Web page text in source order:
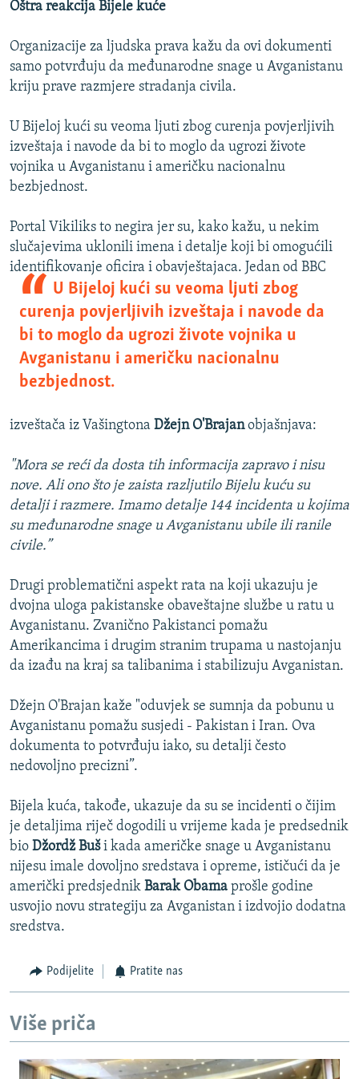
Oštra reakcija Bijele kuće
Organizacije za ljudska prava kažu da ovi dokumenti
samo potvrđuju da međunarodne snage u Avganistanu
kriju prave razmjere stradanja civila.
U Bijeloj kući su veoma ljuti zbog curenja povjerljivih
izveštaja i navode da bi to moglo da ugrozi živote
vojnika u Avganistanu i američku nacionalnu
bezbjednost.
Portal Vikiliks to negira jer su, kako kažu, u nekim
slučajevima uklonili imena i detalje koji bi omogućili
identifikovanje oficira i obavještajaca. Jedan
U Bijeloj kući su veoma ljuti zbog
curenja povjerljivih izveštaja i navode da
bi to moglo da ugrozi živote vojnika u
Avganistanu i američku nacionalnu
bezbjednost.
od BBC
izveštača iz Vašingtona Džejn O'Brajanobjašnjava:
"Mora se reći da dosta tih informacija zapravo i nisu
nove. Ali ono što je zaista razljutilo Bijelu kuću su
detalji i razmere. Imamo detalje 144 incidenta u kojima
su međunarodne snage u Avganistanu ubile ili ranile
civile.”
Drugi problematični aspekt rata na koji ukazuju je
dvojna uloga pakistanske obaveštajne službe u ratu u
Avganistanu. Zvanično Pakistanci pomažu
Amerikancima i drugim stranim trupama u nastojanju
da izađu na kraj sa talibanima i stabilizuju Avganistan.
Džejn O'Brajan kaže "oduvjek se sumnja da pobunu u
Avganistanu pomažu susjedi - Pakistan i Iran. Ova
dokumenta to potvrđuju iako, su detalji često
nedovoljno precizni”.
Bijela kuća, takođe, ukazuje da su se incidenti o čijim
je detaljima riječ dogodili u vrijeme kada je predsednik
bio Džordž Buši kada američke snage u Avganistanu
nijesu imale dovoljno sredstava i opreme, ističući da je
američki predsjednik Barak Obama prošle godine
usvojio novu strategiju za Avganistan i izdvojio dodatna
sredstva.
Podijelite Pratite nas
Više priča